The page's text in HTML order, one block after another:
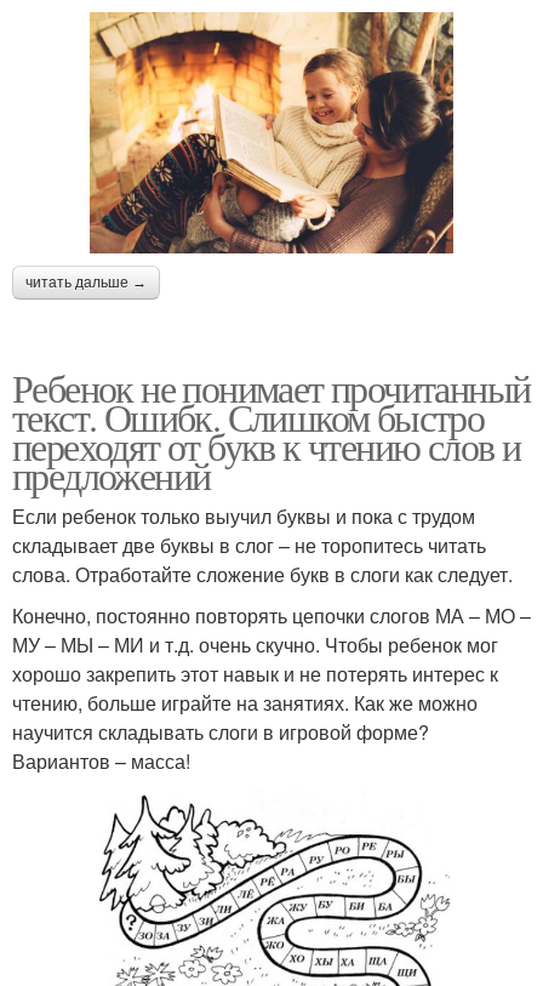
читать дальше →
Ребенок не понимает прочитанный
текст. Ошибк. Слишком быстро
переходят от букв к чтению слов и
предложений
Если ребенок только выучил буквы и пока с трудом
складывает две буквы в слог – не торопитесь читать
слова. Отработайте сложение букв в слоги как следует.
Конечно, постоянно повторять цепочки слогов МА – МО –
МУ – МЫ – МИ и т.д. очень скучно. Чтобы ребенок мог
хорошо закрепить этот навык и не потерять интерес к
чтению, больше играйте на занятиях. Как же можно
научится складывать слоги в игровой форме?
Вариантов – масса!